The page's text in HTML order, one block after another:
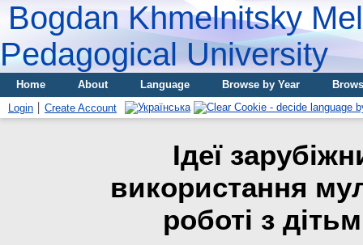
Bogdan Khmelnitsky
Pedagogical University
Home About Language Browse by Year
Login
Create Account
Ідеї
використання
роботі з